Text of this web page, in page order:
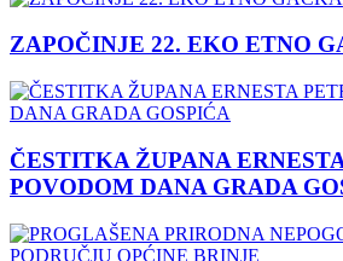
ZAPOČINJE 22. EKO ETNO
ČESTITKA ŽUPANA
POVODOM DANA GRADA